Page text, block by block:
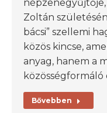
népzenegyűjtője,
Zoltán
bácsi” szellemi
közös kincse,
anyag, hanem a
közösségformáló
Bővebben